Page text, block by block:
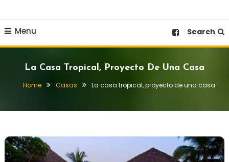
Menu Search
La Casa Tropical, Proyecto De Una Casa
Home Casas La casa tropical, proyecto de una casa